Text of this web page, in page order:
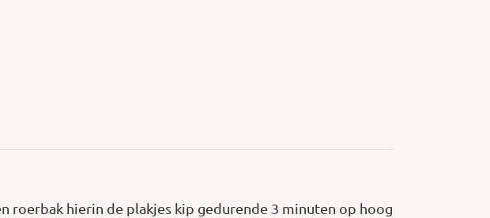
roerbak hierin de plakjes kip gedurende 3 minuten op hoog